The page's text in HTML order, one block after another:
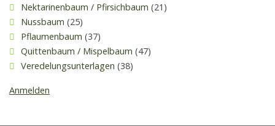
Nektarinenbaum / Pfirsichbaum (21)
Nussbaum (25)
Pflaumenbaum (37)
Quittenbaum / Mispelbaum (47)
Veredelungsunterlagen (38)
Anmelden